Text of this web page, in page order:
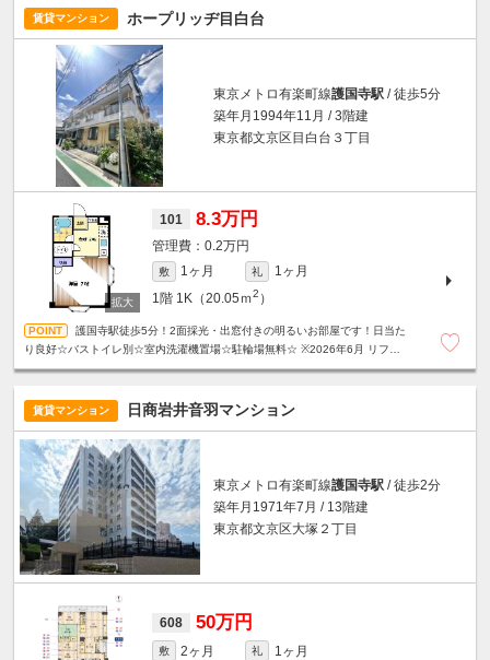
賃貸マンション ホープリッヂ目白台
東京メトロ有楽町線護国寺駅 / 徒歩5分
築年月1994年11月 / 3階建
東京都文京区目白台３丁目
101 8.3万円
0.2万円
敷 1ヶ月 礼
1ヶ月
1階 1K（20.05ｍ2 ）
護国寺駅徒歩5分！2面採光・出窓付きの明るいお部屋です！日当た
り良好☆バストイレ別☆室内洗濯機置場☆駐輪場無料☆ ※2026年6月 リフォー
賃貸マンション 日商岩井音羽マンション
東京メトロ有楽町線護国寺駅 / 徒歩2分
築年月1971年7月 / 13階建
東京都文京区大塚２丁目
608 50万円
敷 2ヶ月 礼
1ヶ月